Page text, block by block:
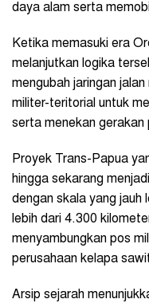
daya alam serta
Ketika memasuki era
melanjutkan logika
mengubah jaringan
militer-teritorial untuk
serta menekan gerakan
Proyek Trans-Papua
hingga sekarang
dengan skala yang jauh
lebih dari 4.300
menyambungkan pos
perusahaan kelapa
Arsip sejarah